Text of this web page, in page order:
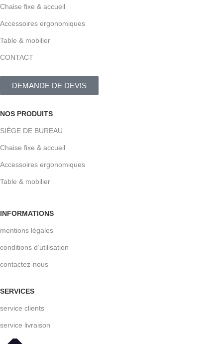
Chaise fixe & accueil
Accessoires ergonomiques
Table & mobilier
CONTACT
DEMANDE DE DEVIS
NOS PRODUITS
SIÈGE DE BUREAU
Chaise fixe & accueil
Accessoires ergonomiques
Table & mobilier
INFORMATIONS
mentions légales
conditions d’utilisation
contactez-nous
SERVICES
service clients
service livraison